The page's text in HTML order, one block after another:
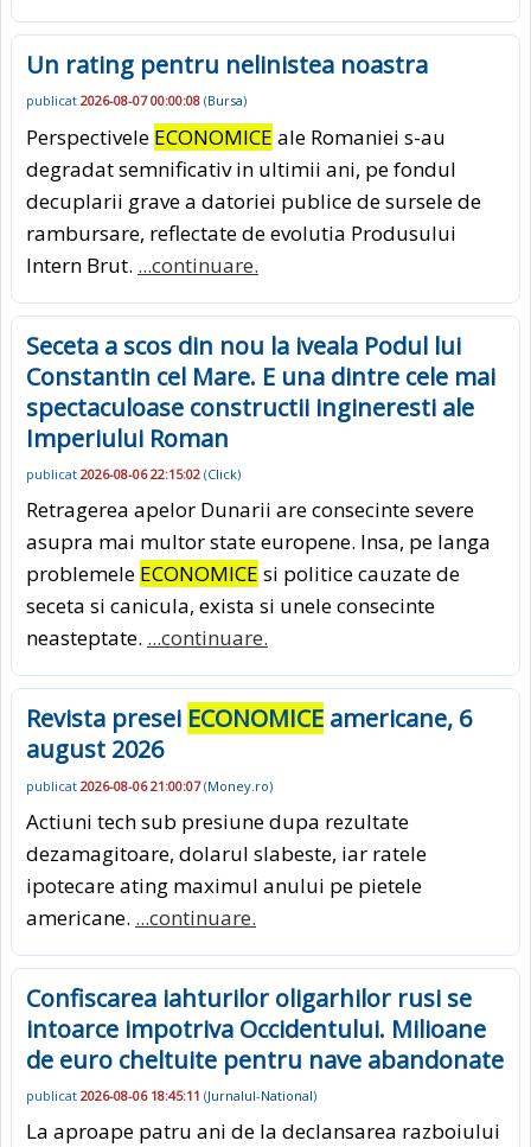
Un rating pentru nelinistea noastra
publicat 2026-08-07 00:00:08 (Bursa)
Perspectivele ECONOMICE ale Romaniei s-au
degradat semnificativ in ultimii ani, pe fondul
decuplarii grave a datoriei publice de sursele de
rambursare, reflectate de evolutia Produsului
Intern Brut. ...continuare.
Seceta a scos din nou la iveala Podul lui
Constantin cel Mare. E una dintre cele mai
spectaculoase constructii ingineresti ale
Imperiului Roman
publicat 2026-08-06 22:15:02 (Click)
Retragerea apelor Dunarii are consecinte severe
asupra mai multor state europene. Insa, pe langa
problemele ECONOMICE si politice cauzate de
seceta si canicula, exista si unele consecinte
neasteptate. ...continuare.
Revista presei ECONOMICE americane, 6
august 2026
publicat 2026-08-06 21:00:07(Money.ro)
Actiuni tech sub presiune dupa rezultate
dezamagitoare, dolarul slabeste, iar ratele
ipotecare ating maximul anului pe pietele
americane. ...continuare.
Confiscarea iahturilor oligarhilor rusi se
intoarce impotriva Occidentului. Milioane
de euro cheltuite pentru nave abandonate
publicat 2026-08-06 18:45:11 (Jurnalul-National)
La aproape patru ani de la declansarea razboiului